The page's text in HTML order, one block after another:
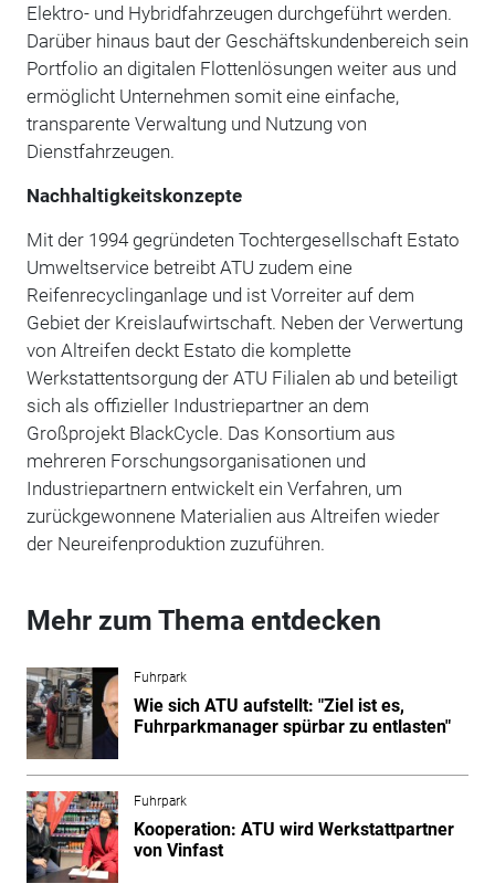
Elektro- und Hybridfahrzeugen durchgeführt werden.
Darüber hinaus baut der Geschäftskundenbereich sein
Portfolio an digitalen Flottenlösungen weiter aus und
ermöglicht Unternehmen somit eine einfache,
transparente Verwaltung und Nutzung von
Dienstfahrzeugen.
Nachhaltigkeitskonzepte
Mit der 1994 gegründeten Tochtergesellschaft Estato
Umweltservice betreibt ATU zudem eine
Reifenrecyclinganlage und ist Vorreiter auf dem
Gebiet der Kreislaufwirtschaft. Neben der Verwertung
von Altreifen deckt Estato die komplette
Werkstattentsorgung der ATU Filialen ab und beteiligt
sich als offizieller Industriepartner an dem
Großprojekt BlackCycle. Das Konsortium aus
mehreren Forschungsorganisationen und
Industriepartnern entwickelt ein Verfahren, um
zurückgewonnene Materialien aus Altreifen wieder
der Neureifenproduktion zuzuführen.
Mehr zum Thema entdecken
Fuhrpark
Wie sich ATU aufstellt: "Ziel ist es,
Fuhrparkmanager spürbar zu entlasten"
Fuhrpark
Kooperation: ATU wird Werkstattpartner
von Vinfast